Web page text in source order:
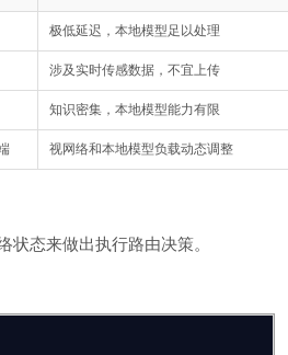
极低延迟，本地模型足以处理
涉及实时传感数据，不宜上传
知识密集，本地模型能力有限
视网络和本地模型负载动态调整
状态来做出执行路由决策。